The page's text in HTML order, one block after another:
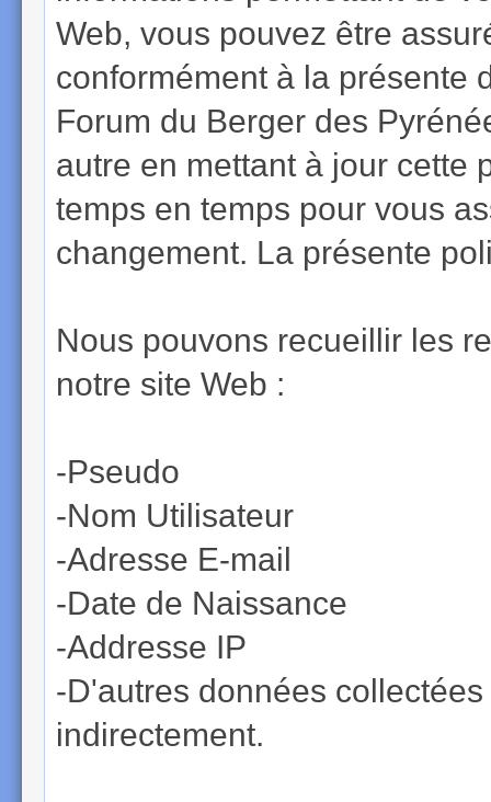
Web, vous pouvez être
conformément à la présente
Forum du Berger des
autre en mettant à jour cette
temps en temps pour vous
changement. La présente
Nous pouvons recueillir les
notre site Web :
-Pseudo
-Nom Utilisateur
-Adresse E-mail
-Date de Naissance
-Addresse IP
-D'autres données
indirectement.